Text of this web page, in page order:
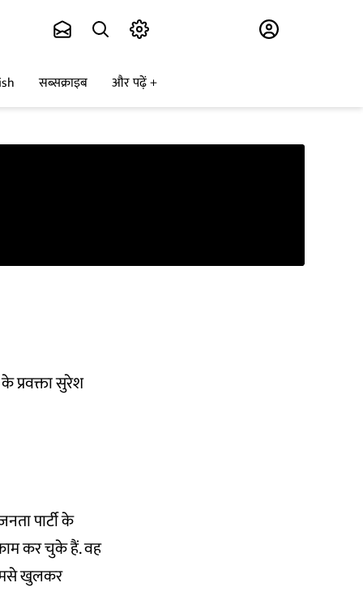
सब्सक्राइब और पढ़ें
प्रवक्ता सुरेश
पार्टी के
कर चुके हैं. वह
खुलकर